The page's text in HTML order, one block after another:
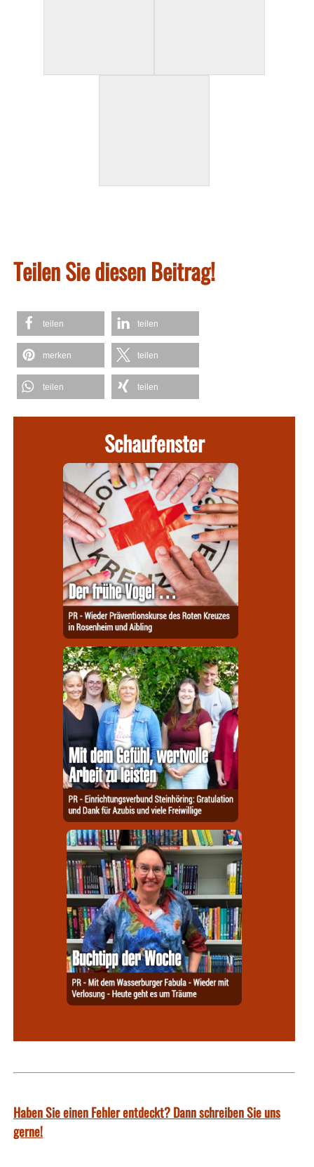
Teilen Sie diesen Beitrag!
teilen teilen
merken teilen
teilen teilen
Schaufenster
Haben Sie einen Fehler entdeckt? Dann schreiben Sie uns
gerne!